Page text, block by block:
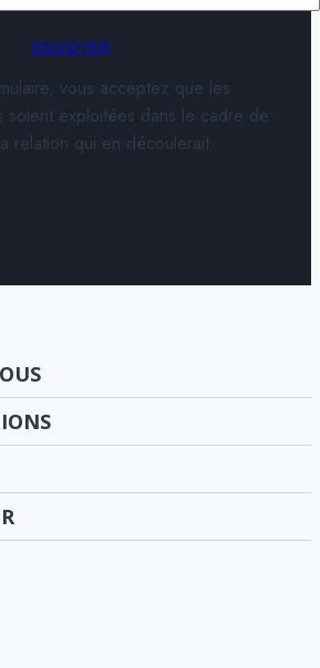
ENVOYER
vous acceptez que les
soient exploitées dans le cadre de
relation qui en découlerait.